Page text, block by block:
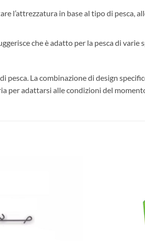
l’attrezzatura in base al tipo di pesca,
che è adatto per la pesca di varie
La combinazione di design
per adattarsi alle condizioni del